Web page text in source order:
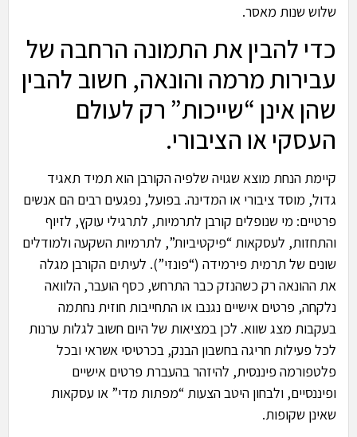
שלוש שנות מאסר.
כדי להבין את התמונה הרחבה של
עבירות מרמה והונאה, חשוב להבין
שהן אינן “שייכות” רק לעולם
העסקי או הציבורי.
קיימת הנחת מוצא שגויה שלפיה הקורבן הוא תמיד תאגיד
גדול, מוסד ציבורי או המדינה. בפועל, נפגעים רבים הם אנשים
פרטיים: מי שנופלים קורבן לתרמיות, לתרגילי עוקץ, לזיוף
והתחזות, לעסקאות “פיקטיביות”, לתרמיות השקעה ולמודלים
שונים של תרמית פירמידה (“פונזי”). לעיתים הקורבן מגלה
את ההונאה רק כשהנזק כבר התרחש, כסף הועבר, הלוואה
נלקחה, פרטים אישיים נגנבו או התחייבות חוזית נחתמה
בעקבות מצג שווא. לכן במציאות של היום חשוב לגלות ערנות
לכל פעילות חריגה בחשבון הבנק, בכרטיסי אשראי ובכל
פלטפורמה פיננסית, להיזהר בהעברת פרטים אישיים
ופיננסיים, ולבחון היטב הצעות “מפתות מדי” או עסקאות
שאינן שקופות.